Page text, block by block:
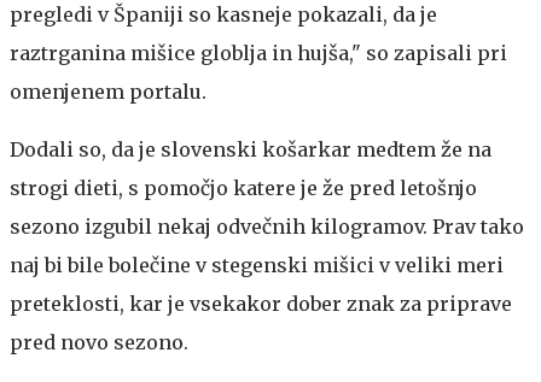
pregledi v Španiji so kasneje pokazali, da je
raztrganina mišice globlja in hujša," so zapisali pri
omenjenem portalu.
Dodali so, da je slovenski košarkar medtem že na
strogi dieti, s pomočjo katere je že pred letošnjo
sezono izgubil nekaj odvečnih kilogramov. Prav tako
naj bi bile bolečine v stegenski mišici v veliki meri
preteklosti, kar je vsekakor dober znak za priprave
pred novo sezono.